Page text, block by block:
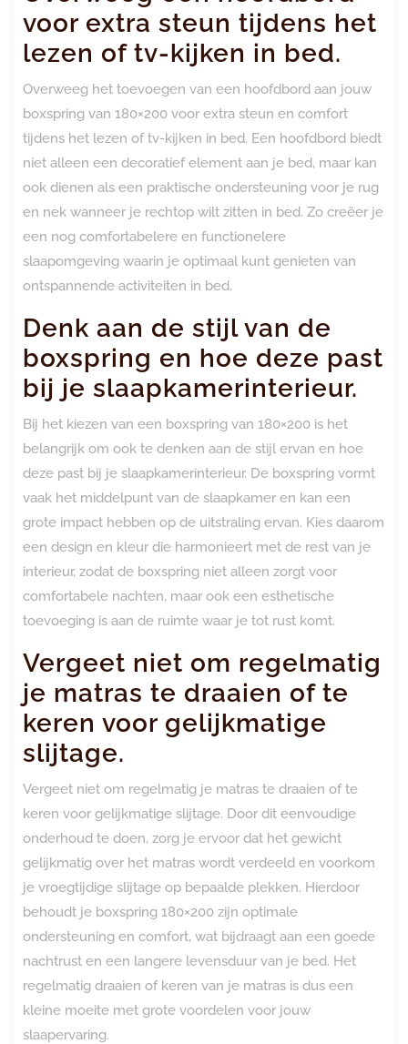
voor extra steun tijdens het
lezen of tv-kijken in bed.
Overweeg het toevoegen van een hoofdbord aan jouw
boxspring van 180×200 voor extra steun en comfort
tijdens het lezen of tv-kijken in bed. Een hoofdbord biedt
niet alleen een decoratief element aan je bed, maar kan
ook dienen als een praktische ondersteuning voor je rug
en nek wanneer je rechtop wilt zitten in bed. Zo creëer je
een nog comfortabelere en functionelere
slaapomgeving waarin je optimaal kunt genieten van
ontspannende activiteiten in bed.
Denk aan de stijl van de
boxspring en hoe deze past
bij je slaapkamerinterieur.
Bij het kiezen van een boxspring van 180×200 is het
belangrijk om ook te denken aan de stijl ervan en hoe
deze past bij je slaapkamerinterieur. De boxspring vormt
vaak het middelpunt van de slaapkamer en kan een
grote impact hebben op de uitstraling ervan. Kies daarom
een design en kleur die harmonieert met de rest van je
interieur, zodat de boxspring niet alleen zorgt voor
comfortabele nachten, maar ook een esthetische
toevoeging is aan de ruimte waar je tot rust komt.
Vergeet niet om regelmatig
je matras te draaien of te
keren voor gelijkmatige
slijtage.
Vergeet niet om regelmatig je matras te draaien of te
keren voor gelijkmatige slijtage. Door dit eenvoudige
onderhoud te doen, zorg je ervoor dat het gewicht
gelijkmatig over het matras wordt verdeeld en voorkom
je vroegtijdige slijtage op bepaalde plekken. Hierdoor
behoudt je boxspring 180×200 zijn optimale
ondersteuning en comfort, wat bijdraagt aan een goede
nachtrust en een langere levensduur van je bed. Het
regelmatig draaien of keren van je matras is dus een
kleine moeite met grote voordelen voor jouw
slaapervaring.